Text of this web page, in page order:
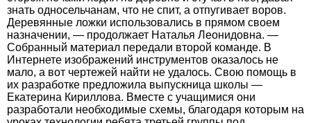
знать односельчанам, что не спит, а отпугивает воров.
Деревянные ложки использовались в прямом своем
назначении, — продолжает Наталья Леонидовна. —
Собранный материал передали второй команде. В
Интернете изображений инструментов оказалось не
мало, а вот чертежей найти не удалось. Свою помощь в
их разработке предложила выпускница школы —
Екатерина Кириллова. Вместе с учащимися они
разработали необходимые схемы, благодаря которым на